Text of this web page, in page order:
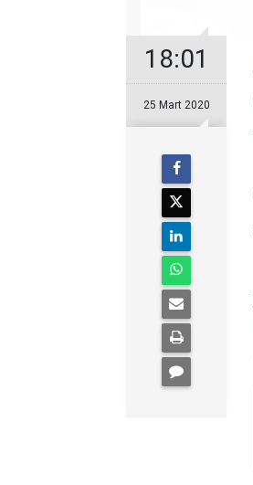
18:01
25 Mart 2020